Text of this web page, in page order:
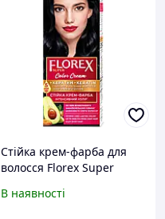
Стійка крем-фарба для
волосся Florex Super
В наявності